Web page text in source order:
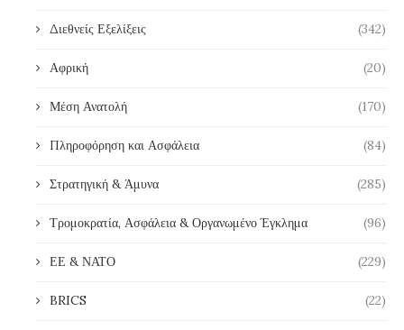
Διεθνείς Εξελίξεις (342)
Αφρική (20)
Μέση Ανατολή (170)
Πληροφόρηση και Ασφάλεια (84)
Στρατηγική & Άμυνα (285)
Τρομοκρατία, Ασφάλεια & Οργανωμένο Έγκλημα (96)
ΕΕ & ΝΑΤΟ (229)
BRICS (22)